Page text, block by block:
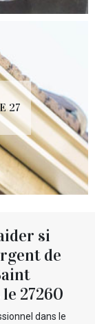
27
si
de
27260
dans le